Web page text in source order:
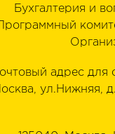
Бухгалтерия и
Программный
адрес для
ул.Нижняя,